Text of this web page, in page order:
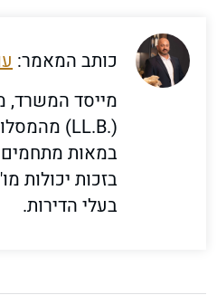
כותב המאמר:
מייסד המשרד,
במאות
בזכות יכולות
בעלי הדירות.